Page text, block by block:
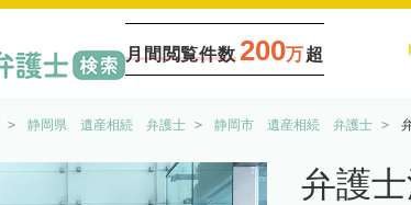
月間閲覧件数 200万超
静岡県 遺産相続 弁護士 静岡市 遺産相続 弁護士
弁護